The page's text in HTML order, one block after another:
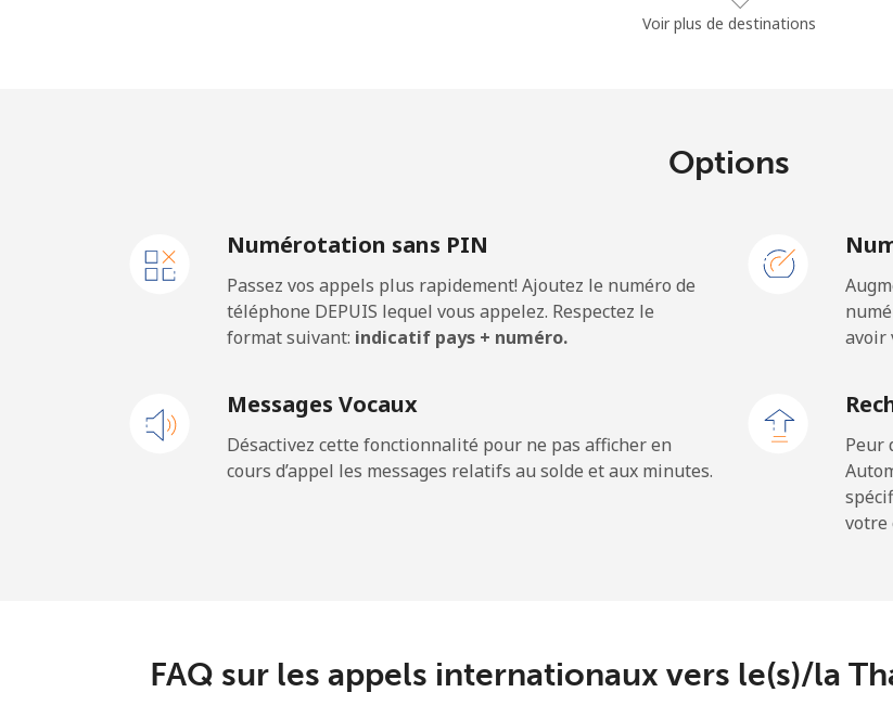
13 min pour
Mobile 128 min
Togo
Mobile 13 min pour
Tokelau
2 min pour
Voir plus de destinations
Options
Numérotation sans PIN
Passez vos appels plus rapidement! Ajoutez le numéro de
téléphone DEPUIS lequel vous appelez. Respectez le
format suivant: indicatif pays + numéro.
avoir
Messages Vocaux
Désactivez cette fonctionnalité pour ne pas afficher en
cours d’appel les messages relatifs au solde et aux minutes.
Peur
votre
FAQ sur les appels internationaux vers le(s)/la